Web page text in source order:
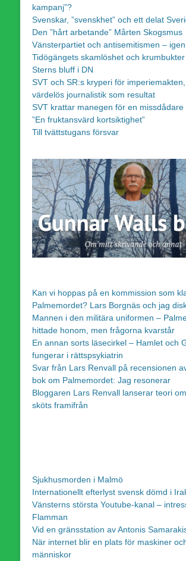
kampanj”?
Svenskar, ”svenskhet” och ett delat
Den ”hårt arbetande” Mårten Skogsmus
Vänsterpartiet och antisemitismen – igen.
Tidögängets skamlöshet och krumbukter
Sterns bluff i DN
SVT och SR:s kryperi för
värdelös journalistik som resultat
SVT krattar manegen för en missdådare
”En fruktansvärd kortsiktighet”
Till tvättstugans försvar
Kan vi hoppas på en kommission som
Palmemordet? Lars Borgnäs och jag
Mannen i den militära uniformen –
hittade honom, men frågorna kvarstår
En annan sorts läsecirkel – Hamlet och
fungerar i rättspsykiatrin
Svar från Lars Renvall på recensionen
bok om Palmemordet: Jag resonerar
Bloggaren Lars Renvall lanserar teori
sköts framifrån
Sjukhusmorden i Malmö
Internationellt efterlyst svensk dömd i
Vänsterns största Youtube-kanal –
Flamman
Vid en gränsstation av Antonis
När internet blir en plats för maskiner
människor